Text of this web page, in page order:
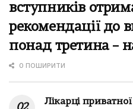
вступників
рекомендації до
понад третина –
0 ПОШИРИТИ
Лікарці приватної